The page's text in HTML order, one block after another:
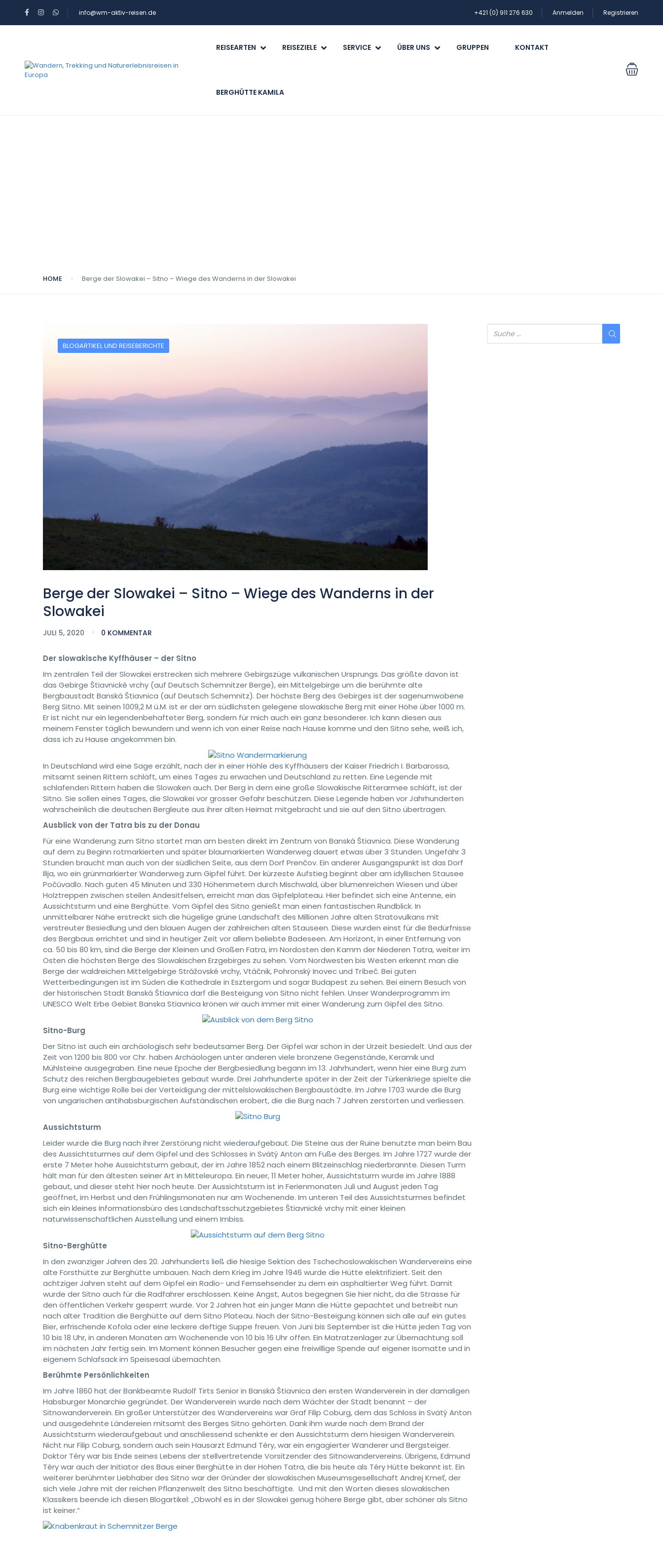
info@wm-aktiv-reisen.de +421 (0) 911 276 630 Anmelden Registrieren
REISEARTEN REISEZIELE SERVICE ÜBER UNS GRUPPEN KONTAKT
BERGHÜTTE KAMILA
HOME Berge der Slowakei – Sitno – Wiege des Wanderns in der Slowakei
BLOGARTIKEL UND REISEBERICHTE
Berge der Slowakei – Sitno – Wiege des Wanderns in der
Slowakei
JULI 5, 2020 0 KOMMENTAR
Der slowakische Kyffhäuser – der Sitno
Im zentralen Teil der Slowakei erstrecken sich mehrere Gebirgszüge vulkanischen Ursprungs. Das größte davon ist
das Gebirge Štiavnické vrchy (auf Deutsch Schemnitzer Berge), ein Mittelgebirge um die berühmte alte
Bergbaustadt Banská Štiavnica (auf Deutsch Schemnitz). Der höchste Berg des Gebirges ist der sagenumwobene
Berg Sitno. Mit seinen 1009,2 M ü.M. ist er der am südlichsten gelegene slowakische Berg mit einer Höhe über 1000 m.
Er ist nicht nur ein legendenbehafteter Berg, sondern für mich auch ein ganz besonderer. Ich kann diesen aus
meinem Fenster täglich bewundern und wenn ich von einer Reise nach Hause komme und den Sitno sehe, weiß ich,
dass ich zu Hause angekommen bin.
In Deutschland wird eine Sage erzählt, nach der in einer Höhle des Kyffhäusers der Kaiser Friedrich I. Barbarossa,
mitsamt seinen Rittern schläft, um eines Tages zu erwachen und Deutschland zu retten. Eine Legende mit
schlafenden Rittern haben die Slowaken auch. Der Berg in dem eine große Slowakische Ritterarmee schläft, ist der
Sitno. Sie sollen eines Tages, die Slowakei vor grosser Gefahr beschützen. Diese Legende haben vor Jahrhunderten
wahrscheinlich die deutschen Bergleute aus ihrer alten Heimat mitgebracht und sie auf den Sitno übertragen.
Ausblick von der Tatra bis zu der Donau
Für eine Wanderung zum Sitno startet man am besten direkt im Zentrum von Banská Štiavnica. Diese Wanderung
auf dem zu Beginn rotmarkierten und später blaumarkierten Wanderweg dauert etwas über 3 Stunden. Ungefähr 3
Stunden braucht man auch von der südlichen Seite, aus dem Dorf Prenčov. Ein anderer Ausgangspunkt ist das Dorf
Ilija, wo ein grünmarkierter Wanderweg zum Gipfel führt. Der kürzeste Aufstieg beginnt aber am idyllischen Stausee
Počúvadlo. Nach guten 45 Minuten und 330 Höhenmetern durch Mischwald, über blumenreichen Wiesen und über
Holztreppen zwischen steilen Andesitfelsen, erreicht man das Gipfelplateau. Hier befindet sich eine Antenne, ein
Aussichtsturm und eine Berghütte. Vom Gipfel des Sitno genießt man einen fantastischen Rundblick. In
unmittelbarer Nähe erstreckt sich die hügelige grüne Landschaft des Millionen Jahre alten Stratovulkans mit
verstreuter Besiedlung und den blauen Augen der zahlreichen alten Stauseen. Diese wurden einst für die Bedürfnisse
des Bergbaus errichtet und sind in heutiger Zeit vor allem beliebte Badeseen. Am Horizont, in einer Entfernung von
ca. 50 bis 80 km, sind die Berge der Kleinen und Großen Fatra, im Nordosten den Kamm der Niederen Tatra, weiter im
Osten die höchsten Berge des Slowakischen Erzgebirges zu sehen. Vom Nordwesten bis Westen erkennt man die
Berge der waldreichen Mittelgebirge Strážovské vrchy, Vtáčnik, Pohronský Inovec und Tríbeč. Bei guten
Wetterbedingungen ist im Süden die Kathedrale in Esztergom und sogar Budapest zu sehen. Bei einem Besuch von
der historischen Stadt Banská Štiavnica darf die Besteigung von Sitno nicht fehlen. Unser Wanderprogramm im
UNESCO Welt Erbe Gebiet Banska Stiavnica krönen wir auch immer mit einer Wanderung zum Gipfel des Sitno.
Sitno-Burg
Der Sitno ist auch ein archäologisch sehr bedeutsamer Berg. Der Gipfel war schon in der Urzeit besiedelt. Und aus der
Zeit von 1200 bis 800 vor Chr. haben Archäologen unter anderen viele bronzene Gegenstände, Keramik und
Mühlsteine ausgegraben. Eine neue Epoche der Bergbesiedlung begann im 13. Jahrhundert, wenn hier eine Burg zum
Schutz des reichen Bergbaugebietes gebaut wurde. Drei Jahrhunderte später in der Zeit der Türkenkriege spielte die
Burg eine wichtige Rolle bei der Verteidigung der mittelslowakischen Bergbaustädte. Im Jahre 1703 wurde die Burg
von ungarischen antihabsburgischen Aufständischen erobert, die die Burg nach 7 Jahren zerstörten und verliessen.
Aussichtsturm
Leider wurde die Burg nach ihrer Zerstörung nicht wiederaufgebaut. Die Steine aus der Ruine benutzte man beim Bau
des Aussichtsturmes auf dem Gipfel und des Schlosses in Svätý Anton am Fuße des Berges. Im Jahre 1727 wurde der
erste 7 Meter hohe Aussichtsturm gebaut, der im Jahre 1852 nach einem Blitzeinschlag niederbrannte. Diesen Turm
hält man für den ältesten seiner Art in Mitteleuropa. Ein neuer, 11 Meter hoher, Aussichtsturm wurde im Jahre 1888
gebaut, und dieser steht hier noch heute. Der Aussichtsturm ist in Ferienmonaten Juli und August jeden Tag
geöffnet, im Herbst und den Frühlingsmonaten nur am Wochenende. Im unteren Teil des Aussichtsturmes befindet
sich ein kleines Informationsbüro des Landschaftsschutzgebietes Štiavnické vrchy mit einer kleinen
naturwissenschaftlichen Ausstellung und einem Imbiss.
Sitno-Berghütte
In den zwanziger Jahren des 20. Jahrhunderts ließ die hiesige Sektion des Tschechoslowakischen Wandervereins eine
alte Forsthütte zur Berghütte umbauen. Nach dem Krieg im Jahre 1946 wurde die Hütte elektrifiziert. Seit den
achtziger Jahren steht auf dem Gipfel ein Radio- und Fernsehsender zu dem ein asphaltierter Weg führt. Damit
wurde der Sitno auch für die Radfahrer erschlossen. Keine Angst, Autos begegnen Sie hier nicht, da die Strasse für
den öffentlichen Verkehr gesperrt wurde. Vor 2 Jahren hat ein junger Mann die Hütte gepachtet und betreibt nun
nach alter Tradition die Berghütte auf dem Sitno Plateau. Nach der Sitno-Besteigung können sich alle auf ein gutes
Bier, erfrischende Kofola oder eine leckere deftige Suppe freuen. Von Juni bis September ist die Hütte jeden Tag von
10 bis 18 Uhr, in anderen Monaten am Wochenende von 10 bis 16 Uhr offen. Ein Matratzenlager zur Übernachtung soll
im nächsten Jahr fertig sein. Im Moment können Besucher gegen eine freiwillige Spende auf eigener Isomatte und in
eigenem Schlafsack im Speisesaal übernachten.
Berühmte Persönlichkeiten
Im Jahre 1860 hat der Bankbeamte Rudolf Tirts Senior in Banská Štiavnica den ersten Wanderverein in der damaligen
Habsburger Monarchie gegründet. Der Wanderverein wurde nach dem Wächter der Stadt benannt – der
Sitnowanderverein. Ein großer Unterstützer des Wandervereins war Graf Filip Coburg, dem das Schloss in Svätý Anton
und ausgedehnte Ländereien mitsamt des Berges Sitno gehörten. Dank ihm wurde nach dem Brand der
Aussichtsturm wiederaufgebaut und anschliessend schenkte er den Aussichtsturm dem hiesigen Wanderverein.
Nicht nur Filip Coburg, sondern auch sein Hausarzt Edmund Téry, war ein engagierter Wanderer und Bergsteiger.
Doktor Téry war bis Ende seines Lebens der stellvertretende Vorsitzender des Sitnowandervereins. Übrigens, Edmund
Téry war auch der Initiator des Baus einer Berghütte in der Hohen Tatra, die bis heute als Téry Hütte bekannt ist. Ein
weiterer berühmter Liebhaber des Sitno war der Gründer der slowakischen Museumsgesellschaft Andrej Kmeť, der
sich viele Jahre mit der reichen Pflanzenwelt des Sitno beschäftigte. Und mit den Worten dieses slowakischen
Klassikers beende ich diesen Blogartikel: „Obwohl es in der Slowakei genug höhere Berge gibt, aber schöner als Sitno
ist keiner.“